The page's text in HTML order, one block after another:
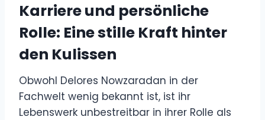
Karriere und persönliche
Rolle: Eine stille Kraft hinter
den Kulissen
Obwohl Delores Nowzaradan in der
Fachwelt wenig bekannt ist, ist ihr
Lebenswerk unbestreitbar in ihrer Rolle als